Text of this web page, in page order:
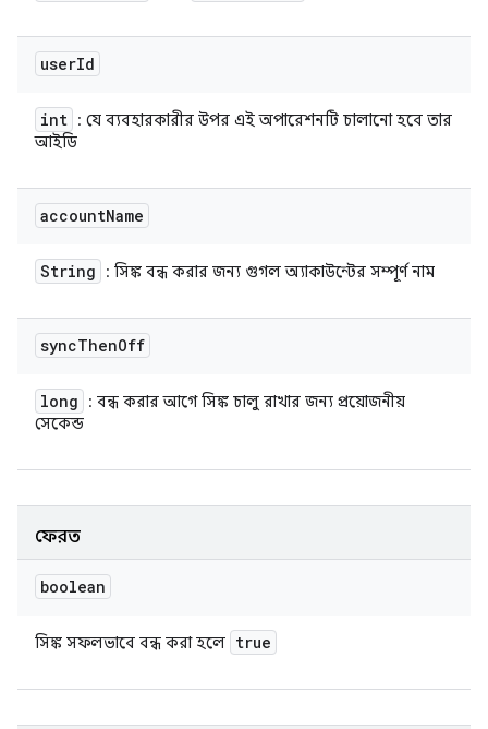
userId
int : যে ব্যবহারকারীর উপর এই অপারেশনটি চালানো হবে তার
আইডি
accountName
String : সিঙ্ক বন্ধ করার জন্য গুগল অ্যাকাউন্টের সম্পূর্ণ নাম
syncThenOff
long
: বন্ধ করার আগে সিঙ্ক চালু রাখার জন্য প্রয়োজনীয়
সেকেন্ড
ফেরত
boolean
সিঙ্ক সফলভাবে বন্ধ করা হলে true